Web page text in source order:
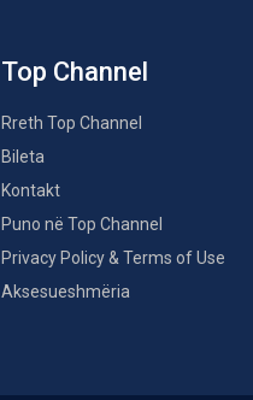
Top Channel
Rreth Top Channel
Bileta
Kontakt
Puno në Top Channel
Privacy Policy & Terms of Use
Aksesueshmëria